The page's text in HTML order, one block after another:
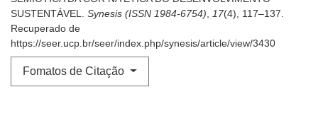
SUSTENTÁVEL. Synesis (ISSN 1984-6754), 17(4), 117–137.
Recuperado de
https://seer.ucp.br/seer/index.php/synesis/article/view/3430
Fomatos de Citação